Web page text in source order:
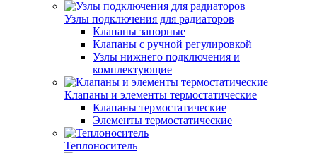
Узлы подключения для радиаторов
Клапаны запорные
Клапаны с ручной регулировкой
Узлы нижнего подключения и
комплектующие
Клапаны и элементы термостатические
Клапаны термостатические
Элементы термостатические
Теплоноситель